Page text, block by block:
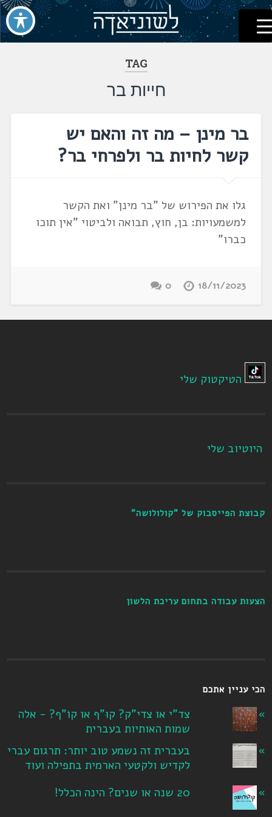
דלג
לתוכן
לשוניאדה
עברית. לשון. שפה
TAG
חייות בר
בר מינן – מה זה והאם יש
קשר לחיות בר ולפרחי בר?
גלו את הפירוש של "בר מינן" ואת הקשר
למשמעויות: בן, חוץ, תבואה ולביטוי "אין תוכו
כברו"
18/11/2023
0
הטיקטוק שלי
היוטיוב שלי
קבוצת הפייסבוק של "קולולושה"
הצעות עבודה בתחום עריכת הלשון
הכי עניין אתכם
צד"י או צדי"ק? קוּ"ף או קוֹ"ף? - אלה
שמות האותיות בעברית
בעברית זה נשמע טוב יותר: תרגום עברי
לקדיש ולקטעי הארמית בתפילה ועוד
20 שנה או שנים? הינה הכלל!